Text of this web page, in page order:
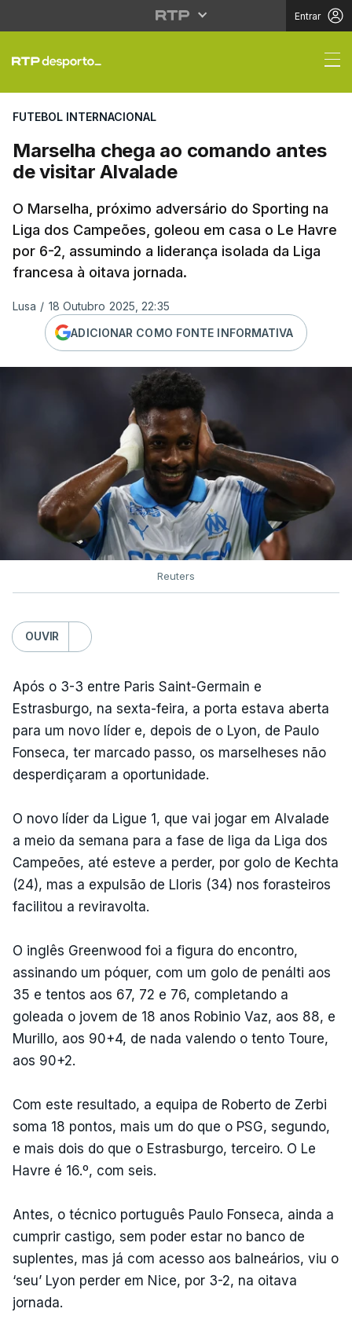
Entrar
Marselha chega ao
FUTEBOL INTERNACIONAL
Marselha chega ao comando antes
de visitar Alvalade
O Marselha, próximo adversário do Sporting na
Liga dos Campeões, goleou em casa o Le Havre
por 6-2, assumindo a liderança isolada da Liga
francesa à oitava jornada.
Lusa / 18 Outubro 2025, 22:35
ADICIONAR COMO FONTE INFORMATIVA
Reuters
OUVIR
Após o 3-3 entre Paris Saint-Germain e
Estrasburgo, na sexta-feira, a porta estava aberta
para um novo líder e, depois de o Lyon, de Paulo
Fonseca, ter marcado passo, os marselheses não
desperdiçaram a oportunidade.
O novo líder da Ligue 1, que vai jogar em Alvalade
a meio da semana para a fase de liga da Liga dos
Campeões, até esteve a perder, por golo de Kechta
(24), mas a expulsão de Lloris (34) nos forasteiros
facilitou a reviravolta.
O inglês Greenwood foi a figura do encontro,
assinando um póquer, com um golo de penálti aos
35 e tentos aos 67, 72 e 76, completando a
goleada o jovem de 18 anos Robinio Vaz, aos 88, e
Murillo, aos 90+4, de nada valendo o tento Toure,
aos 90+2.
Com este resultado, a equipa de Roberto de Zerbi
soma 18 pontos, mais um do que o PSG, segundo,
e mais dois do que o Estrasburgo, terceiro. O Le
Havre é 16.º, com seis.
Antes, o técnico português Paulo Fonseca, ainda a
cumprir castigo, sem poder estar no banco de
suplentes, mas já com acesso aos balneários, viu o
‘seu’ Lyon perder em Nice, por 3-2, na oitava
jornada.